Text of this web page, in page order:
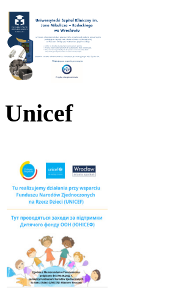
Unicef